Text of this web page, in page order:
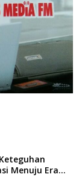
Menuju Era